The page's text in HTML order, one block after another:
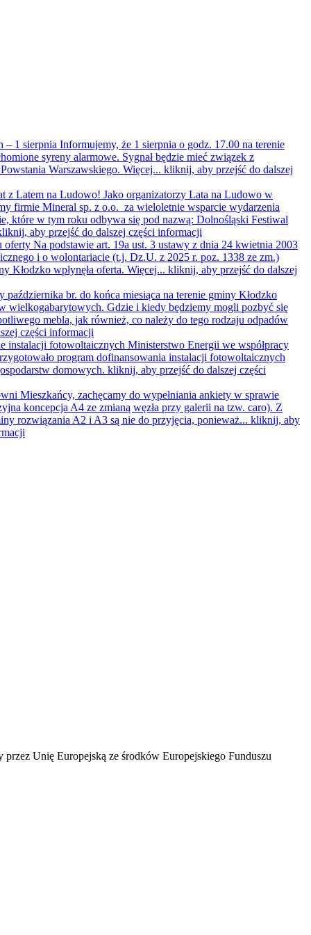
– 1 sierpnia Informujemy, że 1 sierpnia o godz. 17.00 na terenie
syreny alarmowe. Sygnał będzie mieć związek z
Warszawskiego. Więcej... kliknij, aby przejść do dalszej
z Latem na Ludowo! Jako organizatorzy Lata na Ludowo w
firmie Mineral sp. z o.o. za wieloletnie wsparcie wydarzenia
które w tym roku odbywa się pod nazwą: Dolnośląski Festiwal
aby przejść do dalszej części informacji
oferty Na podstawie art. 19a ust. 3 ustawy z dnia 24 kwietnia 2003
i o wolontariacie (t.j. Dz.U. z 2025 r. poz. 1338 ze zm.)
Kłodzko wpłynęła oferta. Więcej... kliknij, aby przejść do dalszej
października br. do końca miesiąca na terenie gminy Kłodzko
wielkogabarytowych. Gdzie i kiedy będziemy mogli pozbyć się
mebla, jak również, co należy do tego rodzaju odpadów
części informacji
instalacji fotowoltaicznych Ministerstwo Energii we współpracy
program dofinansowania instalacji fotowoltaicznych
domowych. kliknij, aby przejść do dalszej części
Mieszkańcy, zachęcamy do wypełniania ankiety w sprawie
koncepcja A4 ze zmianą węzła przy galerii na tzw. caro). Z
rozwiązania A2 i A3 są nie do przyjęcia, ponieważ... kliknij, aby
Unię Europejską ze środków Europejskiego Funduszu